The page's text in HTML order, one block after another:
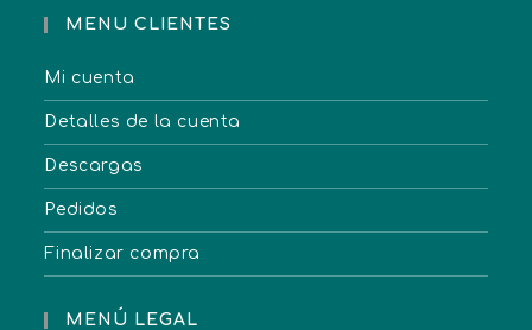
MENU CLIENTES
Mi cuenta
Detalles de la cuenta
Descargas
Pedidos
Finalizar compra
MENÚ LEGAL